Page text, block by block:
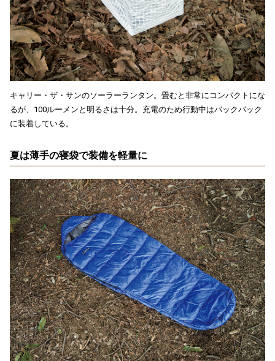
キャリー・ザ・サンのソーラーランタン。畳むと非常にコンパクトにな
るが、100ルーメンと明るさは十分。充電のため行動中はバックパック
に装着している。
夏は薄手の寝袋で装備を軽量に